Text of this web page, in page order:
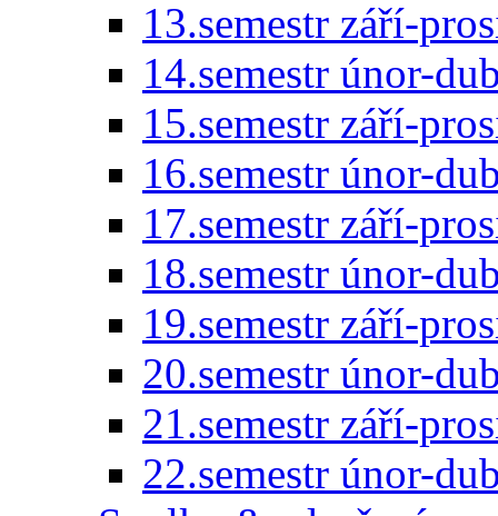
13.semestr září-
14.semestr únor-
15.semestr září-
16.semestr únor-
17.semestr září-
18.semestr únor-
19.semestr září-
20.semestr únor-
21.semestr září-
22.semestr únor-